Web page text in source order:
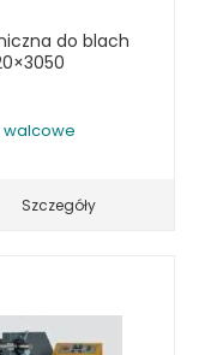
WIELOFUNKCYJNE
do blach
walcowe
Szczegóły